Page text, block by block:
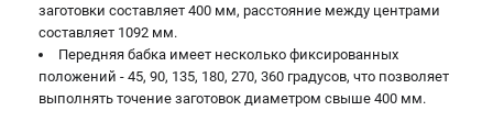
заготовки составляет 400 мм, расстояние между центрами
составляет 1092 мм.
Передняя бабка имеет несколько фиксированных
положений - 45, 90, 135, 180, 270, 360 градусов, что позволяет
выполнять точение заготовок диаметром свыше 400 мм.